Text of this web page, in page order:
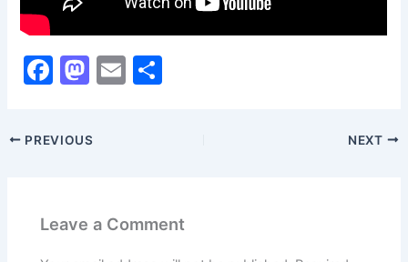
F
c
e
o
M
st
o
o
E
PREVIOUS NEXT
Leave a Comment